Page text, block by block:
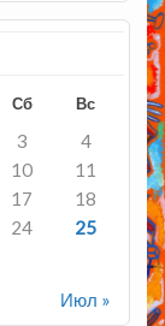
Сб Вс
Июл »
3
4
10
11
17
18
24
25